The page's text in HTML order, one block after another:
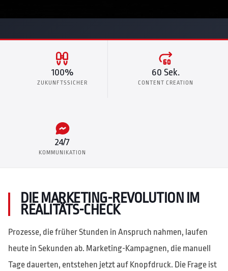
100%
ZUKUNFTSSICHER
60 Sek.
CONTENT CREATION
24/7
KOMMUNIKATION
DIE MARKETING-REVOLUTION IM
REALITÄTS-CHECK
Prozesse, die früher Stunden in Anspruch nahmen, laufen
heute in Sekunden ab. Marketing-Kampagnen, die manuell
Tage dauerten, entstehen jetzt auf Knopfdruck. Die Frage ist